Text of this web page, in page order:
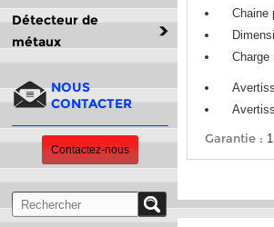
Détecteur de
métaux
NOUS
CONTACTER
Contactez-nous
Chaine
Charge
Garantie :